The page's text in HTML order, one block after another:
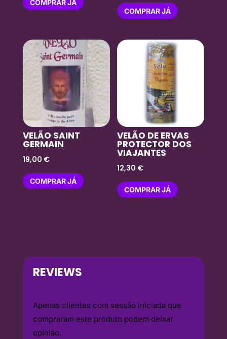
COMPRAR JÁ
COMPRAR JÁ
VELÃO SAINT
GERMAIN
19,00 €
COMPRAR JÁ
VELÃO DE ERVAS
PROTECTOR DOS
VIAJANTES
12,30 €
COMPRAR JÁ
REVIEWS
Apenas clientes com sessão iniciada que
compraram este produto podem deixar
opinião.